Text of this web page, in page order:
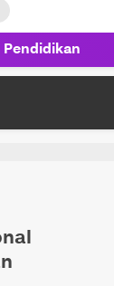
Pendidikan